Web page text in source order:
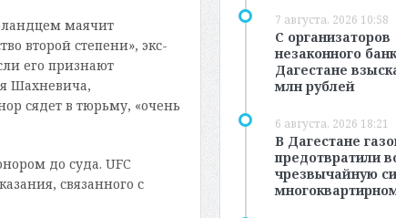
маячит
второй степени», экс-
его признают
Шахневича,
сядет в тюрьму, «очень
до суда. UFC
связанного с
7 августа, 2026 10:58
С организаторов
незаконного
Дагестане
млн рублей
6 августа, 2026 18:21
В Дагестане
предотвратили
чрезвычайную